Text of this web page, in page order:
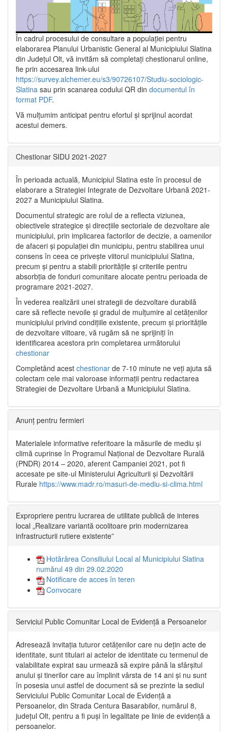
În cadrul procesului de consultare a populaţiei pentru
elaborarea Planului Urbanistic General al Municipiului Slatina
din Județul Olt, vă invităm să completați chestionarul online,
fie prin accesarea link-ului
https://survey.alchemer.eu/s3/90726107/Studiu-sociologic-
Slatina sau prin scanarea codului QR din documentul în
format PDF.
Vă mulţumim anticipat pentru efortul şi sprijinul acordat
acestui demers.
Chestionar SIDU 2021-2027
În perioada actuală, Municipiul Slatina este în procesul de
elaborare a Strategiei Integrate de Dezvoltare Urbană 2021‐
2027 a Municipiului Slatina.
Documentul strategic are rolul de a reflecta viziunea,
obiectivele strategice și direcțiile sectoriale de dezvoltare ale
municipiului, prin implicarea factorilor de decizie, a oamenilor
de afaceri și populației din municipiu, pentru stabilirea unui
consens în ceea ce privește viitorul municipiului Slatina,
precum și pentru a stabili prioritățile și criteriile pentru
absorbția de fonduri comunitare alocate pentru perioada de
programare 2021-2027.
În vederea realizării unei strategii de dezvoltare durabilă
care să reflecte nevoile și gradul de mulțumire al cetățenilor
municipiului privind condițiile existente, precum și prioritățile
de dezvoltare viitoare, vă rugăm să ne sprijiniți în
identificarea acestora prin completarea următorului
chestionar
Completând acest chestionar de 7-10 minute ne veți ajuta să
colectam cele mai valoroase informații pentru redactarea
Strategiei de Dezvoltare Urbană a Municipiului Slatina.
Anunț pentru fermieri
Materialele informative referitoare la măsurile de mediu și
climă cuprinse în Programul Național de Dezvoltare Rurală
(PNDR) 2014 – 2020, aferent Campaniei 2021, pot fi
accesate pe site-ul Ministerului Agriculturii și Dezvoltării
Rurale https://www.madr.ro/masuri-de-mediu-si-clima.html
Expropriere pentru lucrarea de utilitate publică de interes
local „Realizare variantă ocolitoare prin modernizarea
infrastructurii rutiere existente”
Hotărârea Consiliului Local al Municipiului Slatina
numărul 49 din 29.02.2020
Notificare de acces în teren
Convocare
Serviciul Public Comunitar Local de Evidență a Persoanelor
Adresează invitația tuturor cetățenilor care nu dețin acte de
identitate, sunt titulari ai actelor de identitate cu termenul de
valabilitate expirat sau urmează să expire până la sfârșitul
anului și tinerilor care au împlinit vârsta de 14 ani și nu sunt
în posesia unui astfel de document să se prezinte la sediul
Serviciului Public Comunitar Local de Evidență a
Persoanelor, din Strada Centura Basarabilor, numărul 8,
județul Olt, pentru a fi puși în legalitate pe linie de evidență a
persoanelor.